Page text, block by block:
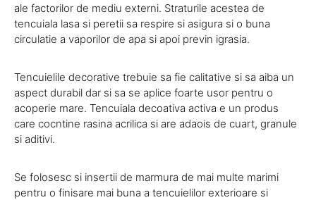
ale factorilor de mediu externi. Straturile acestea de
tencuiala lasa si peretii sa respire si asigura si o buna
circulatie a vaporilor de apa si apoi previn igrasia.
Tencuielile decorative trebuie sa fie calitative si sa aiba un
aspect durabil dar si sa se aplice foarte usor pentru o
acoperie mare. Tencuiala decoativa activa e un produs
care cocntine rasina acrilica si are adaois de cuart, granule
si aditivi.
Se folosesc si insertii de marmura de mai multe marimi
pentru o finisare mai buna a tencuielilor exterioare si